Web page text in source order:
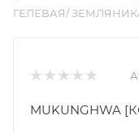
ГЕЛЕВАЯ/ ЗЕМЛЯНИКА
MUKUNGHWA